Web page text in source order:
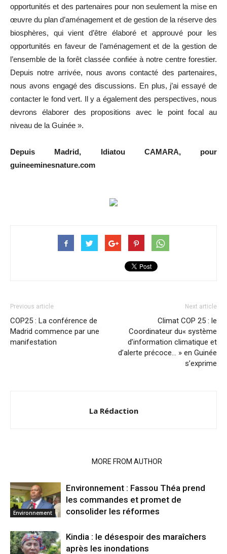
opportunités et des partenaires pour non seulement la mise en
œuvre du plan d’aménagement et de gestion de la réserve des
biosphères, qui vient d’être élaboré et approuvé pour les
opportunités en faveur de l’aménagement et de la gestion de
l’ensemble de la forêt classée confiée à notre centre forestier.
Depuis notre arrivée, nous avons contacté des partenaires,
nous avons engagé des discussions. En plus, j’ai essayé de
contacter le fond vert. Il y a également des perspectives, nous
devrons élaborer des propositions avec le point focal au
niveau de la Guinée ».
Depuis Madrid, Idiatou CAMARA, pour
guineeminesnature.com
Previous article
COP25 : La conférence de
Madrid commence par une
manifestation
Next article
Climat COP 25 : le
Coordinateur du« système
d’information climatique et
d’alerte précoce… » en Guinée
s’exprime
La Rédaction
MORE FROM AUTHOR
Environnement
Environnement : Fassou Théa prend
les commandes et promet de
consolider les réformes
Kindia : le désespoir des maraîchers
après les inondations